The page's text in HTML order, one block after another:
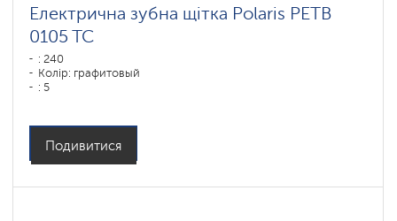
Електрична зубна щітка Polaris PETB
0105 TC
: 240
Колір: графитовый
: 5
Подивитися